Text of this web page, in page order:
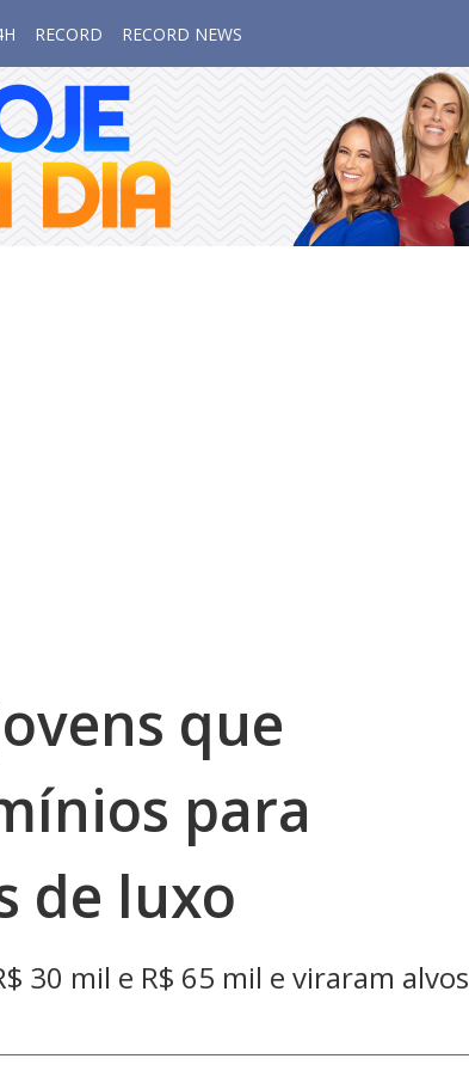
RECORD RECORD NEWS
que
para
de luxo
30 mil e R$ 65 mil e viraram alvos